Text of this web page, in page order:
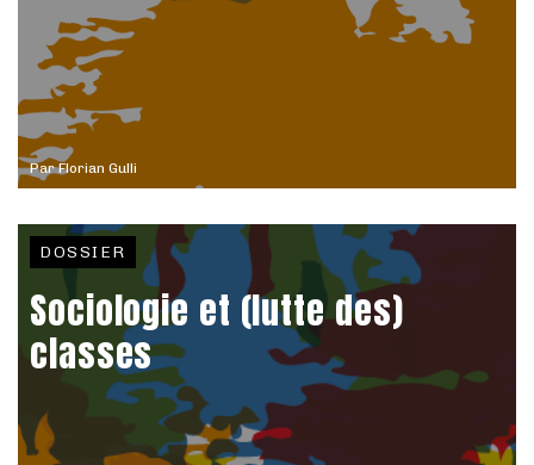
ParFlorian Gulli
DOSSIER
Sociologie et (lutte des)
classes